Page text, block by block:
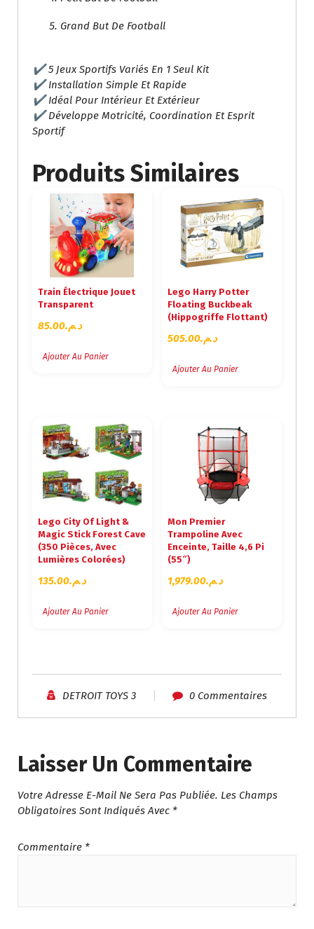
Grand But De Football
✔ 5 Jeux Sportifs Variés En 1 Seul Kit
✔ Installation Simple Et Rapide
✔ Idéal Pour Intérieur Et Extérieur
✔ Développe Motricité, Coordination Et Esprit
Sportif
Produits Similaires
Train Électrique Jouet
Transparent
د.م.85.00
Ajouter Au Panier
Lego Harry Potter
Floating Buckbeak
(Hippogriffe Flottant)
د.م.505.00
Ajouter Au Panier
Lego City Of Light &
Magic Stick Forest Cave
(350 Pièces, Avec
Lumières Colorées)
د.م.135.00
Ajouter Au Panier
Mon Premier
Trampoline Avec
Enceinte, Taille 4,6 Pi
(55″)
د.م.1,979.00
Ajouter Au Panier
DETROIT TOYS 3 0 Commentaires
Laisser Un Commentaire
Votre Adresse E-Mail Ne Sera Pas Publiée. Les Champs
Obligatoires Sont Indiqués Avec *
Commentaire *